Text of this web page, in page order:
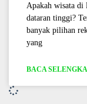
Apakah wisata di
dataran tinggi?
banyak pilihan
yang
BACA